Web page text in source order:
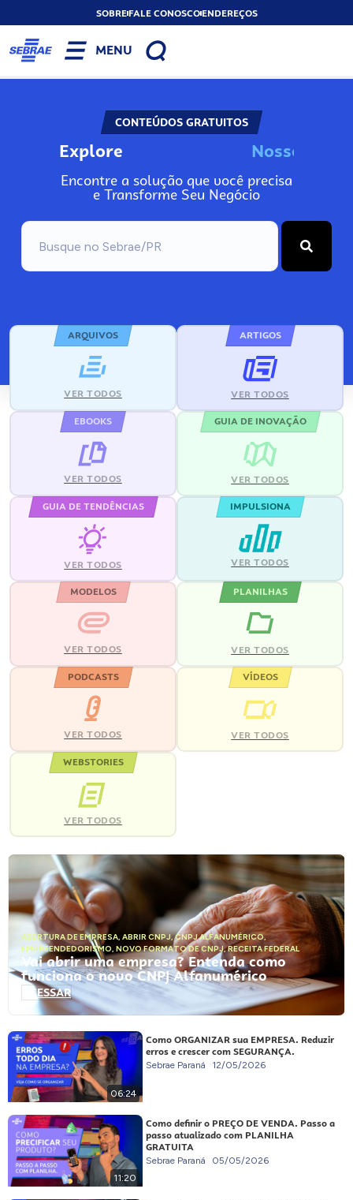
SOBREFALE CONOSCOENDEREÇOS
MENU
CONTEÚDOS GRATUITOS
Explore No
Encontre a solução que você precisa
e Transforme Seu Negócio
ARQUIVOS
VER TODOS
ARTIGOS
VER TODOS
EBOOKS
VER TODOS
GUIA DE INOVAÇÃO
VER TODOS
GUIA DE TENDÊNCIAS
VER TODOS
IMPULSIONA
VER TODOS
MODELOS
VER TODOS
PLANILHAS
VER TODOS
PODCASTS
VER TODOS
VÍDEOS
VER TODOS
WEBSTORIES
VER TODOS
ABERTURA DE EMPRESA, ABRIR CNPJ,CNPJ ALFANUMÉRICO,
EMPREENDEDORISMO, NOVO FORMATO DE CNPJ,RECEITA FEDERAL
Vai abrir uma empresa? Entenda como
funciona o novo CNPJ Alfanumérico
ACESSAR
06:24
Como ORGANIZAR sua EMPRESA. Reduzir
erros e crescer com SEGURANÇA.
Sebrae Paraná 12/05/2026
11:20
Como definir o PREÇO DE VENDA. Passo a
passo atualizado com PLANILHA
GRATUITA
Sebrae Paraná 05/05/2026